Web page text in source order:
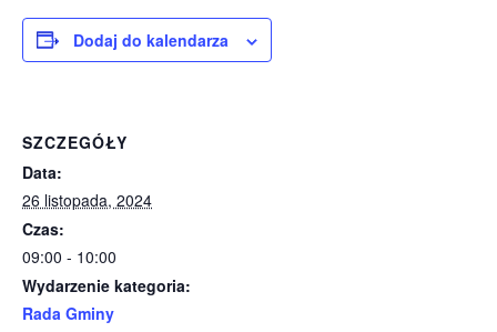
Dodaj do kalendarza
SZCZEGÓŁY
Data:
26 listopada, 2024
Czas:
09:00 - 10:00
Wydarzenie kategoria:
Rada Gminy